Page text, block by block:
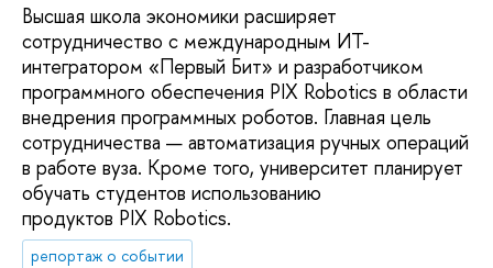
Высшая школа экономики расширяет
сотрудничество с международным ИТ-
интегратором «Первый Бит» и разработчиком
программного обеспечения PIX Robotics в области
внедрения программных роботов. Главная цель
сотрудничества — автоматизация ручных операций
в работе вуза. Кроме того, университет планирует
обучать студентов использованию
продуктов PIX Robotics.
репортаж о событии